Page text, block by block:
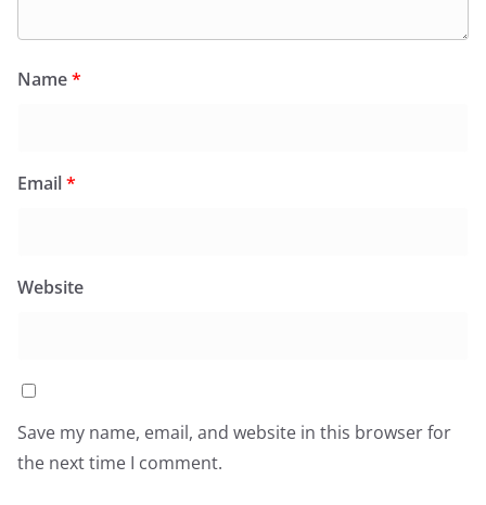
Name*
Email*
Website
Save my name, email, and website in this browser for
the next time I comment.